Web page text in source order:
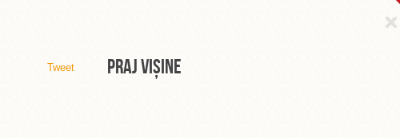
PRAJ VIȘINE
Tweet